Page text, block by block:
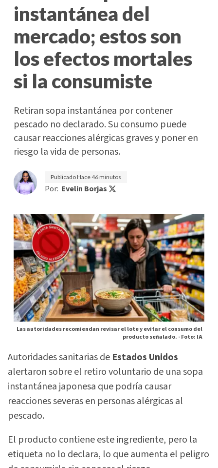
instantánea del
mercado; estos son
los efectos mortales
si la consumiste
Retiran sopa instantánea por contener
pescado no declarado. Su consumo puede
causar reacciones alérgicas graves y poner en
riesgo la vida de personas.
PublicadoHace 46 minutos
Por: Evelin Borjas
Las autoridades recomiendan revisar el lote y evitar el consumo del
producto señalado. -Foto: IA
Autoridades sanitarias de Estados Unidos
alertaron sobre el retiro voluntario de una sopa
instantánea japonesa que podría causar
reacciones severas en personas alérgicas al
pescado.
El producto contiene este ingrediente, pero la
etiqueta no lo declara, lo que aumenta el peligro